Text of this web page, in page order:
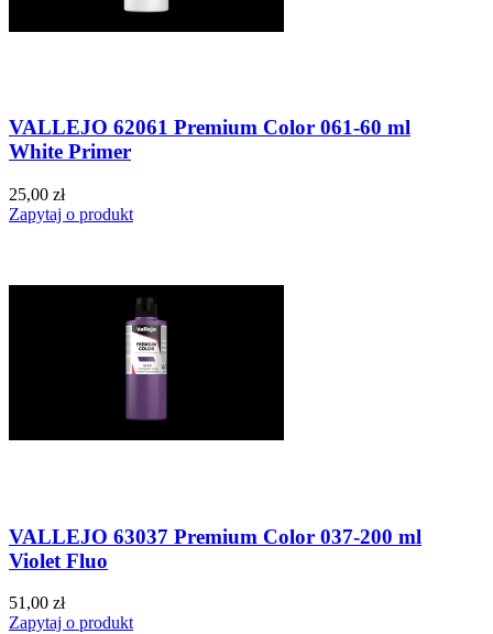
VALLEJO 62061 Premium Color 061-60 ml
White Primer
25,00 zł
Zapytaj o produkt
VALLEJO 63037 Premium Color 037-200 ml
Violet Fluo
51,00 zł
Zapytaj o produkt